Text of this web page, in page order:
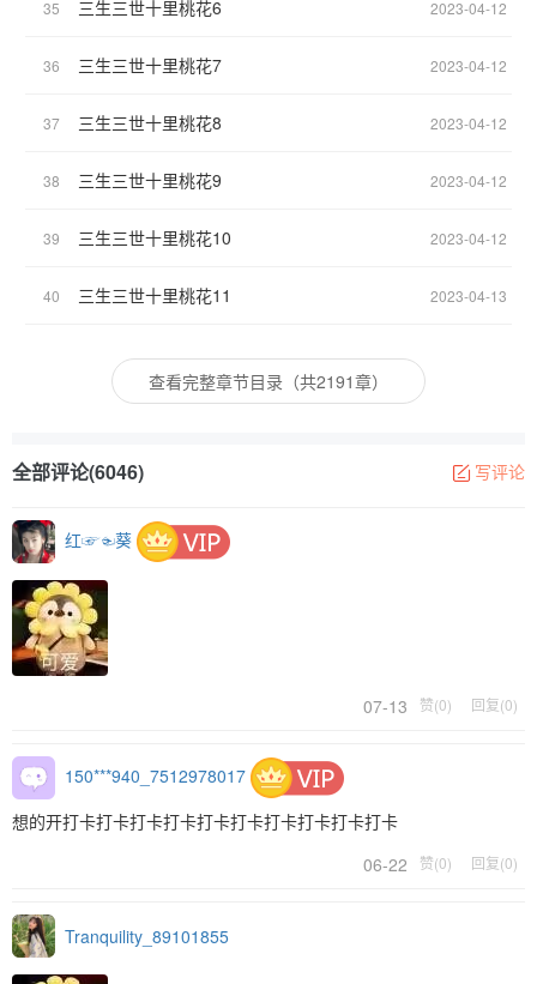
35 三生三世十里桃花6 2023-04-12
36 三生三世十里桃花7 2023-04-12
37 三生三世十里桃花8 2023-04-12
38 三生三世十里桃花9 2023-04-12
39 三生三世十里桃花10 2023-04-12
40 三生三世十里桃花11 2023-04-13
查看完整章节目录（共2191章）
全部评论(6046) 写评论
红☞☜葵
07-13 赞(0) 回复(0)
150***940_7512978017
想的开打卡打卡打卡打卡打卡打卡打卡打卡打卡打卡
06-22
赞(0) 回复(0)
Tranquility_89101855